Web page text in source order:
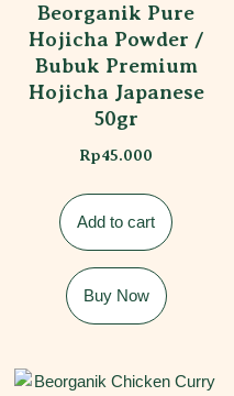
Beorganik Pure
Hojicha Powder /
Bubuk Premium
Hojicha Japanese
50gr
Rp45.000
Add to cart
Buy Now